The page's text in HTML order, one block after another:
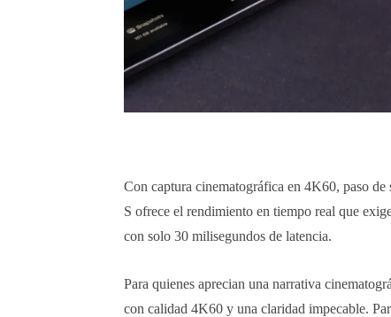
Con captura cinematográfica en 4K60, paso
S ofrece el rendimiento en tiempo real que
con solo 30 milisegundos de latencia.
Para quienes aprecian una narrativa
con calidad 4K60 y una claridad impecable.